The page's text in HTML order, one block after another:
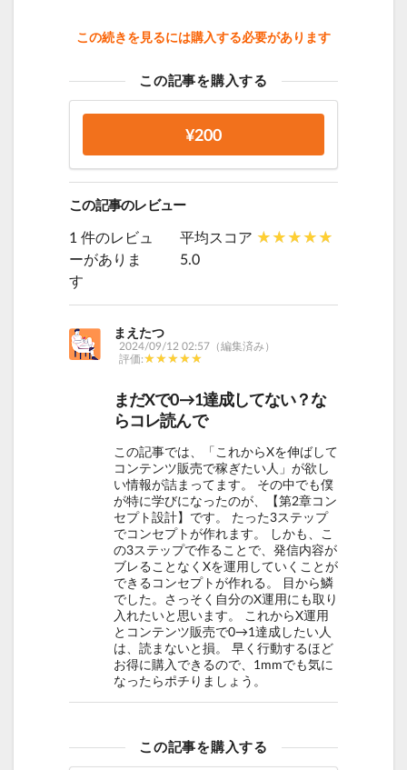
この続きを見るには購入する必要があります
この記事を購入する
¥200
この記事のレビュー
1 件のレビュ
ーがありま
す
平均スコア
5.0
まえたつ
2024/09/12 02:57（編集済み）
評価:
まだXで0→1達成してない？な
らコレ読んで
この記事では、「これからXを伸ばして
コンテンツ販売で稼ぎたい人」が欲し
い情報が詰まってます。 その中でも僕
が特に学びになったのが、【第2章コン
セプト設計】です。 たった3ステップ
でコンセプトが作れます。 しかも、こ
の3ステップで作ることで、発信内容が
ブレることなくXを運用していくことが
できるコンセプトが作れる。 目から鱗
でした。さっそく自分のX運用にも取り
入れたいと思います。 これからX運用
とコンテンツ販売で0→1達成したい人
は、読まないと損。 早く行動するほど
お得に購入できるので、1mmでも気に
なったらポチりましょう。
この記事を購入する